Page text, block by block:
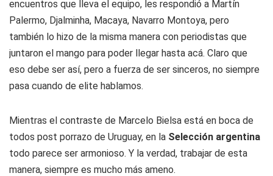
encuentros que lleva el equipo, les respondió a Martín
Palermo, Djalminha, Macaya, Navarro Montoya, pero
también lo hizo de la misma manera con periodistas que
juntaron el mango para poder llegar hasta acá. Claro que
eso debe ser así, pero a fuerza de ser sinceros, no siempre
pasa cuando de elite hablamos.
Mientras el contraste de Marcelo Bielsa está en boca de
todos post porrazo de Uruguay, en la Selección argentina
todo parece ser armonioso. Y la verdad, trabajar de esta
manera, siempre es mucho más ameno.